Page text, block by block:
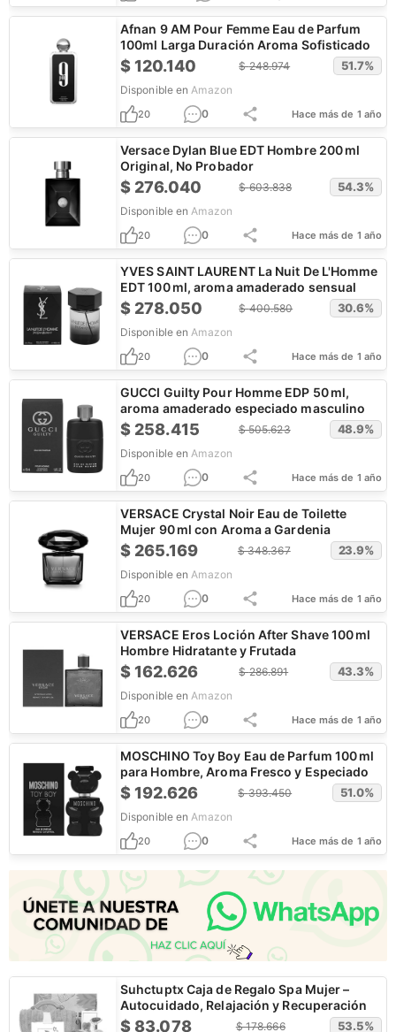
Afnan 9 AM Pour Femme Eau de Parfum
100ml Larga Duración Aroma Sofisticado
$120.140 $248.974 51.7%
Disponible en Amazon
20 0 Hace más de 1 año
Versace Dylan Blue EDT Hombre 200 ml
Original, No Probador
$ 276.040 $603.838 54.3%
Disponible en Amazon
20 0 Hace más de 1 año
YVES SAINT LAURENT La Nuit De L'Homme
EDT 100 ml, aroma amaderado sensual
$ 278.050 $400.580 30.6%
Disponible en Amazon
20 0 Hace más de 1 año
GUCCI Guilty Pour Homme EDP 50 ml,
aroma amaderado especiado masculino
$ 258.415 $505.623 48.9%
Disponible en Amazon
20 0 Hace más de 1 año
VERSACE Crystal Noir Eau de Toilette
Mujer 90 ml con Aroma a Gardenia
$ 265.169 $348.367 23.9%
Disponible en Amazon
20 0 Hace más de 1 año
VERSACE Eros Loción After Shave 100 ml
Hombre Hidratante y Frutada
$162.626 $286.891 43.3%
Disponible en Amazon
20 0 Hace más de 1 año
MOSCHINO Toy Boy Eau de Parfum 100 ml
para Hombre, Aroma Fresco y Especiado
$192.626 $393.450 51.0%
Disponible en Amazon
20 0 Hace más de 1 año
Suhctuptx Caja de Regalo Spa Mujer –
Autocuidado, Relajación y Recuperación
$83.078 $178.666 53.5%